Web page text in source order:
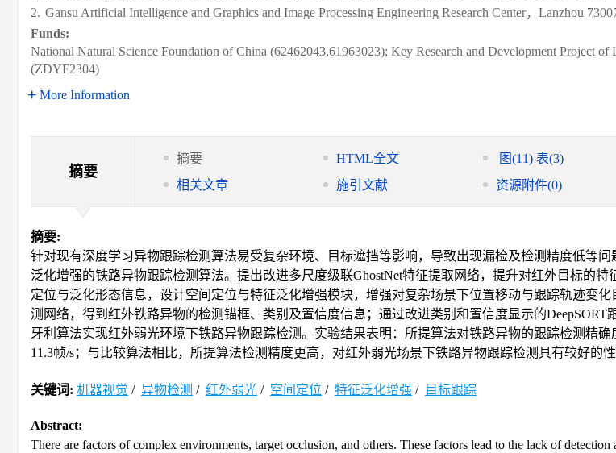
2. Gansu Artificial Intelligence and Graphics and Image Processing Engineering Research Center，Lanzhou
Funds:
National Natural Science Foundation of China (62462043,61963023); Key Research and Development Project of
(ZDYF2304)
More Information
摘要
摘要 HTML全文 图(11)表(3)
相关文章
施引文献 资源附件(0)
摘要:
针对现有深度学习异物跟踪检测算法易受复杂环境、目标遮挡等影响，导致出现漏检及检测精度低等
泛化增强的铁路异物跟踪检测算法。提出改进多尺度级联GhostNet特征提取网络，提升对红外目标的特
定位与泛化形态信息，设计空间定位与特征泛化增强模块，增强对复杂场景下位置移动与跟踪轨迹变
测网络，得到红外铁路异物的检测锚框、类别及置信度信息；通过改进类别和置信度显示的DeepSORT
牙利算法实现红外弱光环境下铁路异物跟踪检测。实验结果表明：所提算法对铁路异物的跟踪检测精确
11.3帧/s；与比较算法相比，所提算法检测精度更高，对红外弱光场景下铁路异物跟踪检测具有较好的性
关键词: 机器视觉 / 异物检测 / 红外弱光 / 空间定位 / 特征泛化增强 / 目标跟踪
Abstract:
There are factors of complex environments, target occlusion, and others. These factors lead to the lack of